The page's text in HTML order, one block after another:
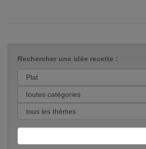
Rechercher une idée recette :